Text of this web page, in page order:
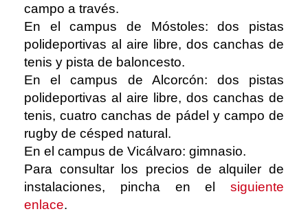
campo a través.
En el campus de Móstoles: dos pistas
polideportivas al aire libre, dos canchas de
tenis y pista de baloncesto.
En el campus de Alcorcón: dos pistas
polideportivas al aire libre, dos canchas de
tenis, cuatro canchas de pádel y campo de
rugby de césped natural.
En el campus de Vicálvaro: gimnasio.
Para consultar los precios de alquiler de
instalaciones, pincha en el siguiente
enlace.